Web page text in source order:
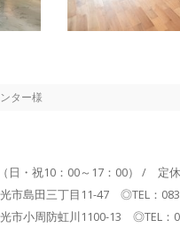
ター様
日・祝10：00～17：00） / 定
光市島田三丁目11-47 ◎TEL：
光市小周防虹川1100-13 ◎TEL